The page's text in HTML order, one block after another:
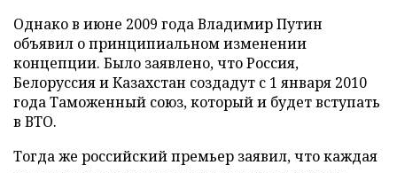
Однако в июне 2009 года Владимир Путин
объявил о принципиальном изменении
концепции. Было заявлено, что Россия,
Белоруссия и Казахстан создадут с 1 января 2010
года Таможенный союз, который и будет вступать
в ВТО.
Тогда же российский премьер заявил, что каждая